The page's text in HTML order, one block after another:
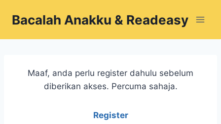
Bacalah Anakku & Readeasy
Maaf, anda perlu register dahulu sebelum
diberikan akses. Percuma sahaja.
Register